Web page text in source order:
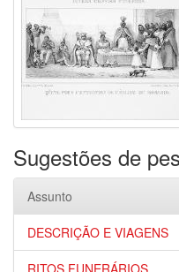
Sugestões de
Assunto
DESCRIÇÃO E VIAGENS
RITOS FUNERÁRIOS